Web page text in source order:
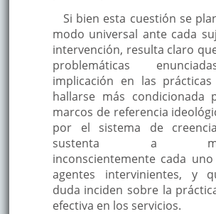
Si bien esta cuestión se
modo universal ante cada
intervención, resulta claro
problemáticas
implicación en las
hallarse más condicionada
marcos de referencia
por el sistema de
sustenta a
inconscientemente cada
agentes intervinientes, y
duda inciden sobre la
efectiva en los servicios.